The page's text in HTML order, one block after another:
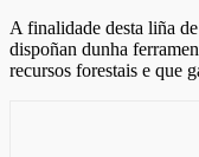
A finalidade desta liña
dispoñan dunha
recursos forestais e que